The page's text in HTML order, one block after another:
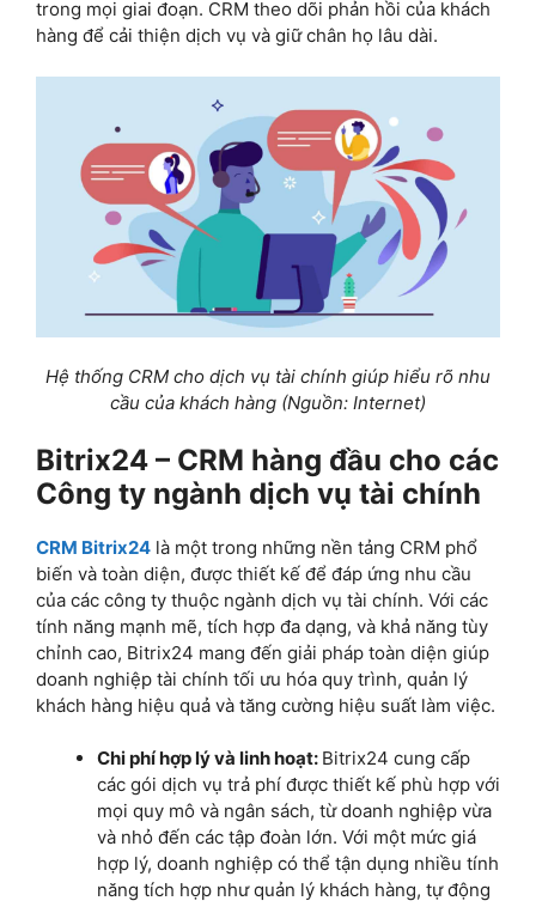
cầu của khách hàng(Nguồn: Internet)
Bitrix24 – CRM hàng đầu cho các
Công ty ngành dịch vụ tài chính
CRM Bitrix24là một trong những nền tảng CRM phổ
biến và toàn diện, được thiết kế để đáp ứng nhu cầu
của các công ty thuộc ngành dịch vụ tài chính. Với các
tính năng mạnh mẽ, tích hợp đa dạng, và khả năng tùy
chỉnh cao, Bitrix24 mang đến giải pháp toàn diện giúp
doanh nghiệp tài chính tối ưu hóa quy trình, quản lý
khách hàng hiệu quả và tăng cường hiệu suất làm việc.
Chi phí hợp lý và linh hoạt: Bitrix24 cung cấp
các gói dịch vụ trả phí được thiết kế phù hợp với
và nhỏ đến các tập đoàn lớn. Với một mức giá
hợp lý, doanh nghiệp có thể tận dụng nhiều tính
năng tích hợp như quản lý khách hàng, tự động
hóa quy trình, và cộng tác nội bộ.
Tích hợp tính năng toàn diện: Lưu trữ thông tin,
phân khúc khách hàng, và theo dõi giao dịch dễ
dàng. Theo dõi tiến độ, phân công nhiệm vụ và
thủ công với các tính năng tự động gửi email,
thông báo và tạo báo cáo. Tích hợp công cụ
chat, gọi video, và chia sẻ tài liệu trực tiếp trong
hệ thống.
Khả năng tích hợp vượt trội:Kết nối liền mạch
với các công cụ như kế toán, phần mềm quản lý